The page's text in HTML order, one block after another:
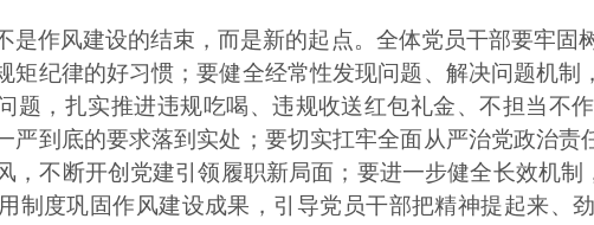
是作风建设的结束，而是新的起点。全体党员干部要牢固
矩纪律的好习惯；要健全经常性发现问题、解决问题机
题，扎实推进违规吃喝、违规收送红包礼金、不担当不
严到底的要求落到实处；要切实扛牢全面从严治党政治
，不断开创党建引领履职新局面；要进一步健全长效机
制度巩固作风建设成果，引导党员干部把精神提起来、